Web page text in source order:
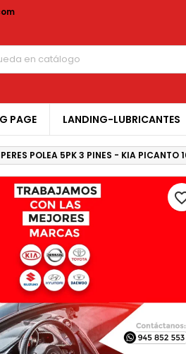
PAGE LANDING-LUBRICANTES
POLEA 5PK 3 PINES - KIA PICANTO
list
de deseos
Cancelar
para guardar productos en su
Cancelar